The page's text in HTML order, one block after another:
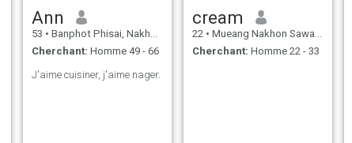
Ann
53 • Banphot Phisai, Nakhon Sawan, Thailande
Cherchant: Homme 49 - 66
J'aime cuisiner, j'aime nager.
cream
22 • Mueang Nakhon Sawan, Nakhon Sawan, Thailande
Cherchant: Homme 22 - 33